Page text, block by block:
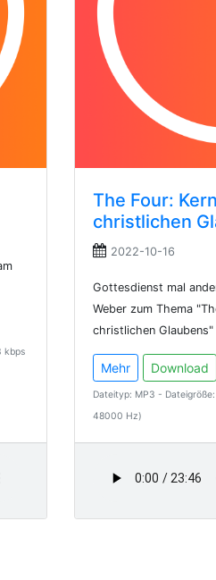
kbps
The Four:
christlichen
2022-10-16
Gottesdienst mal
Weber zum Thema
christlichen Glaubens"
Mehr Download
Dateityp: MP3 -
48000 Hz)